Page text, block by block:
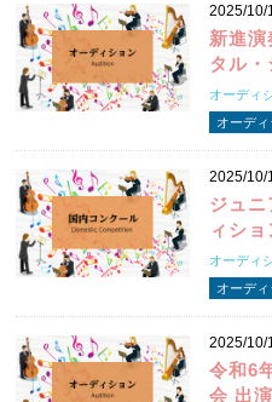
2025/10/
新進演
タル・
オーディ
オーデ
2025/10/
ジュニ
ィシ
オーディ
オーデ
2025/10/
令和6
会 出